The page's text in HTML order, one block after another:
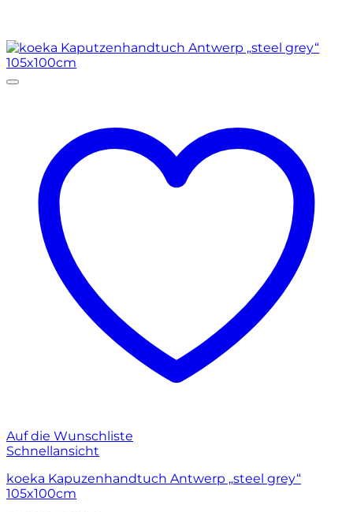
Auf die Wunschliste
Schnellansicht
koeka Kapuzenhandtuch Antwerp „steel grey“
105x100cm